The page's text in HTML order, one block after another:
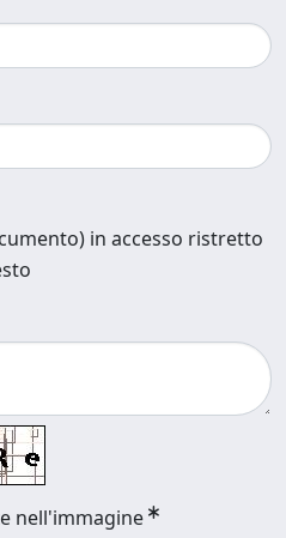
in accesso ristretto
nell'immagine